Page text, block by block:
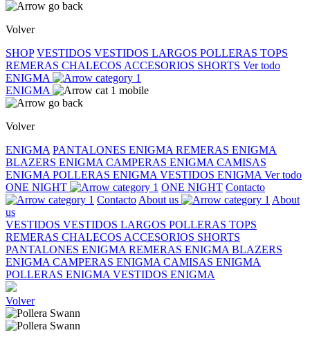
Volver
SHOP VESTIDOS VESTIDOS LARGOS POLLERAS TOPS
REMERAS CHALECOS ACCESORIOS SHORTS Ver todo
ENIGMA
ENIGMA
Volver
ENIGMA PANTALONES ENIGMA REMERAS ENIGMA
BLAZERS ENIGMA CAMPERAS ENIGMA CAMISAS
ENIGMA POLLERAS ENIGMA VESTIDOS ENIGMA Ver todo
ONE NIGHT
ONE NIGHT Contacto
Contacto About us
About
us
VESTIDOS VESTIDOS LARGOS POLLERAS TOPS
REMERAS CHALECOS ACCESORIOS SHORTS
PANTALONES ENIGMA REMERAS ENIGMA BLAZERS
ENIGMA CAMPERAS ENIGMA CAMISAS ENIGMA
POLLERAS ENIGMA VESTIDOS ENIGMA
Volver